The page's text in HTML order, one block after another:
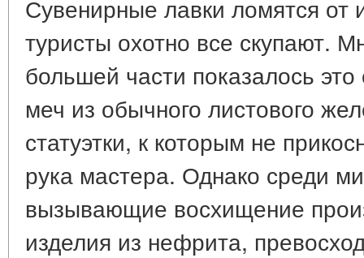
Сувенирные лавки ломятся от
туристы охотно все скупают.
большей части показалось
меч из обычного листового
статуэтки, к которым не
рука мастера. Однако среди
вызывающие восхищение
изделия из нефрита,